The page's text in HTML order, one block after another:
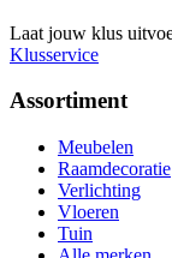
Laat jouw klus
Klusservice
Assortiment
Meubelen
Raamdecoratie
Verlichting
Vloeren
Tuin